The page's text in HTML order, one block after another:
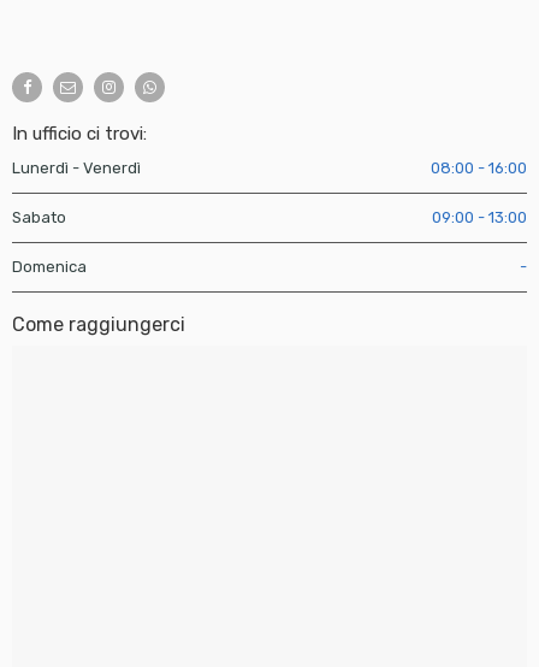
In ufficio ci trovi:
Lunerdì - Venerdì 08:00 - 16:00
Sabato 09:00 - 13:00
Domenica -
Come raggiungerci